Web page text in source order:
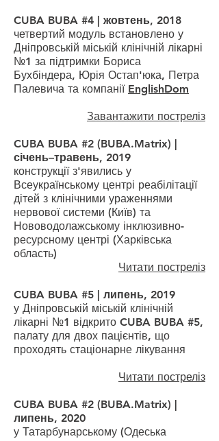
CUBA BUBA #4 | жовтень, 2018
четвертий модуль встановлено у
Дніпровській міській клінічній лікарні
№1 за підтримки Бориса
Бухбіндера, Юрія Остап'юка, Петра
Палевича та компанії EnglishDom
Завантажити постреліз
CUBA BUBA #2 (BUBA.Matrix) |
січень–травень, 2019
конструкції з'явились у
Всеукраїнському центрі реабілітації
дітей з клінічними ураженнями
нервової системи (Київ) та
Нововодолажському інклюзивно-
ресурсному центрі (Харківська
область)
Читати постреліз
CUBA BUBA #5 | липень, 2019
у Дніпровській міській клінічній
лікарні №1 відкрито CUBA BUBA #5,
палату для двох пацієнтів, що
проходять стаціонарне лікування
Читати постреліз
CUBA BUBA #2 (BUBA.Matrix) |
липень, 2020
у Татарбунарському (Одеська